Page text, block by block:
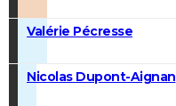
Valérie Pécresse
Nicolas Dupont-Aignan